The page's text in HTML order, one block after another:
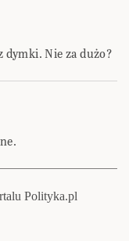
dymki. Nie za dużo?
Polityka.pl